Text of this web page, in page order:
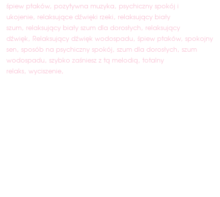
śpiew ptaków pozytywna muzyka psychiczny spokój i
ukojenie relaksujące dźwięki rzeki relaksujący biały
szum relaksujący biały szum dla dorosłych relaksujący
dźwięk Relaksujący dźwięk wodospadu śpiew ptaków spokojny
sen sposób na psychiczny spokój szum dla dorosłych szum
wodospadu szybko zaśniesz z tą melodią totalny
relaks wyciszenie